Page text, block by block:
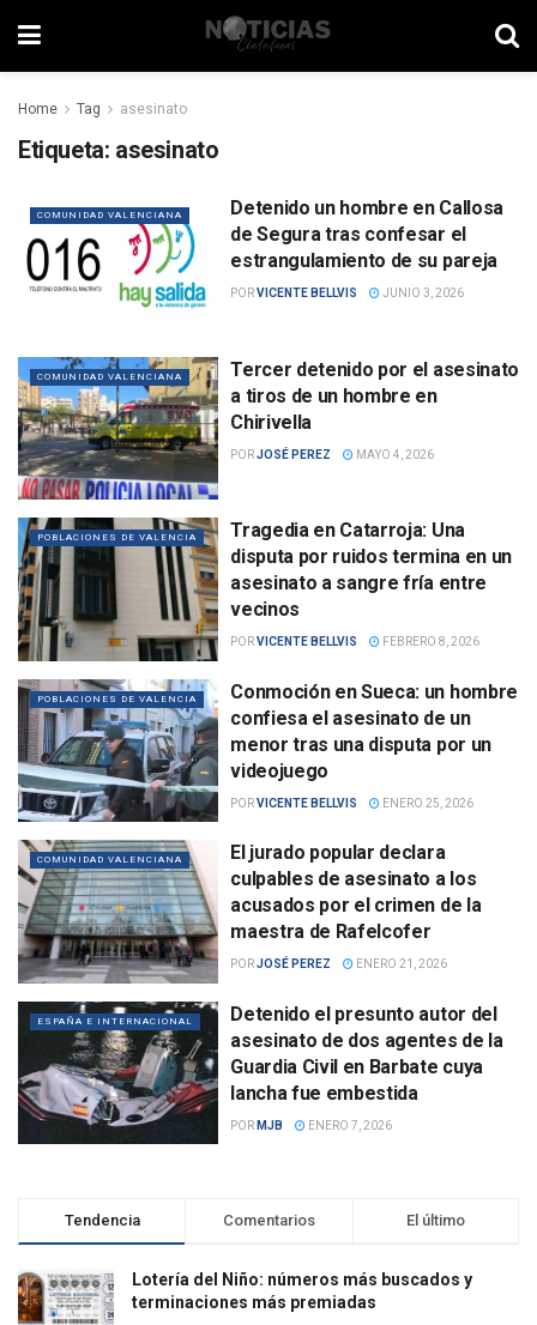
Home Tag asesinato
Etiqueta: asesinato
COMUNIDAD VALENCIANA
Detenido un hombre en Callosa
de Segura tras confesar el
estrangulamiento de su pareja
PORVICENTE BELLVIS JUNIO 3, 2026
COMUNIDAD VALENCIANA
Tercer detenido por el asesinato
a tiros de un hombre en
Chirivella
PORJOSÉ PEREZ MAYO 4, 2026
POBLACIONES DE VALENCIA
Tragedia en Catarroja: Una
disputa por ruidos termina en un
asesinato a sangre fría entre
vecinos
PORVICENTE BELLVIS FEBRERO 8, 2026
POBLACIONES DE VALENCIA
Conmoción en Sueca: un hombre
confiesa el asesinato de un
menor tras una disputa por un
videojuego
PORVICENTE BELLVIS ENERO 25, 2026
COMUNIDAD VALENCIANA
El jurado popular declara
culpables de asesinato a los
acusados por el crimen de la
maestra de Rafelcofer
PORJOSÉ PEREZ ENERO 21, 2026
ESPAÑA E INTERNACIONAL
Detenido el presunto autor del
asesinato de dos agentes de la
Guardia Civil en Barbate cuya
lancha fue embestida
POR MJB ENERO 7, 2026
Tendencia Comentarios El último
Lotería del Niño: números más buscados y
terminaciones más premiadas